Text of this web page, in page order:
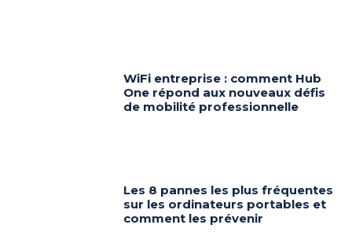
WiFi entreprise : comment Hub
One répond aux nouveaux défis
de mobilité professionnelle
Les 8 pannes les plus fréquentes
sur les ordinateurs portables et
comment les prévenir